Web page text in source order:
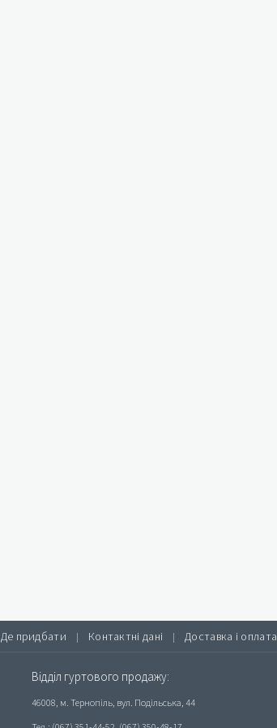
Де придбати | Контактні дані | Доставка і оплата
Відділ гуртового продажу:
46008, м. Тернопіль, вул. Подільська, 44